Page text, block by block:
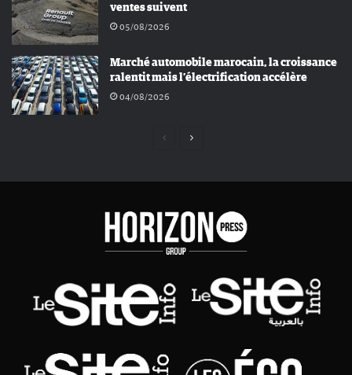
ventes suivent
05/08/2026
Marché automobile marocain, la croissance
ralentit mais l’électrification accélère
04/08/2026
Page
Page